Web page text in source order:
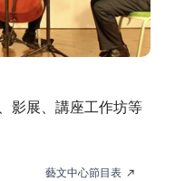
影展、講座工作坊等
藝文中心節目表